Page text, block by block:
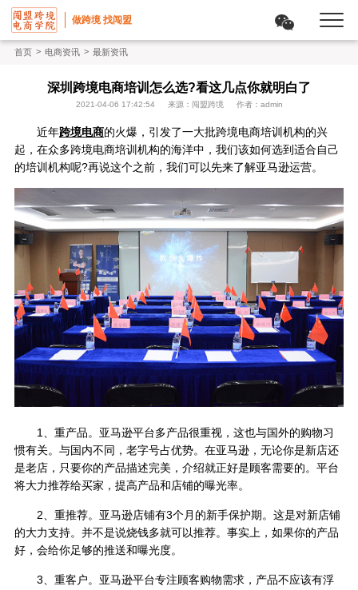
做跨境 找闯盟
首页 > 电商资讯 > 最新资讯
深圳跨境电商培训怎么选?看这几点你就明白了
2021-04-06 17:42:54 来源：闯盟跨境 作者：admin
近年跨境电商的火爆，引发了一大批跨境电商培训机构的兴
起，在众多跨境电商培训机构的海洋中，我们该如何选到适合自己
的培训机构呢?再说这个之前，我们可以先来了解亚马逊运营。
1、重产品。亚马逊平台多产品很重视，这也与国外的购物习
惯有关。与国内不同，老字号占优势。在亚马逊，无论你是新店还
是老店，只要你的产品描述完美，介绍就正好是顾客需要的。平台
将大力推荐给买家，提高产品和店铺的曝光率。
2、重推荐。亚马逊店铺有3个月的新手保护期。这是对新店铺
的大力支持。并不是说烧钱多就可以推荐。事实上，如果你的产品
好，会给你足够的推送和曝光度。
3、重客户。亚马逊平台专注顾客购物需求，产品不应该有浮